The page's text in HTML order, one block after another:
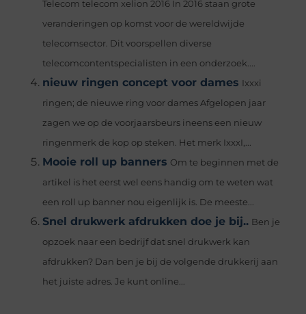
Telecom telecom xelion 2016 In 2016 staan grote
veranderingen op komst voor de wereldwijde
telecomsector. Dit voorspellen diverse
telecomcontentspecialisten in een onderzoek....
nieuw ringen concept voor dames Ixxxi
ringen; de nieuwe ring voor dames Afgelopen jaar
zagen we op de voorjaarsbeurs ineens een nieuw
ringenmerk de kop op steken. Het merk IxxxI,...
Mooie roll up banners Om te beginnen met de
artikel is het eerst wel eens handig om te weten wat
een roll up banner nou eigenlijk is. De meeste...
Snel drukwerk afdrukken doe je bij.. Ben je
opzoek naar een bedrijf dat snel drukwerk kan
afdrukken? Dan ben je bij de volgende drukkerij aan
het juiste adres. Je kunt online...